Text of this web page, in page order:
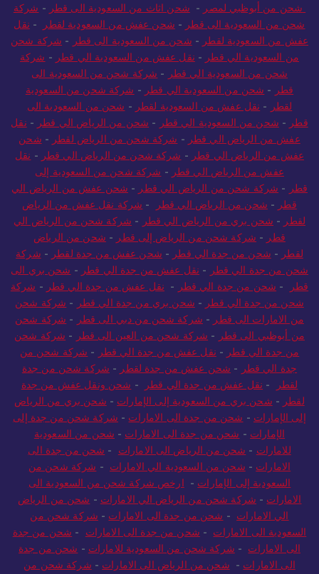
شحن من أبوظبي لمصر - شحن اثاث من السعودية الى قطر - شركة
شحن من السعودية الى قطر - شحن عفش من السعودية لقطر - نقل
عفش من السعودية لقطر - شحن من السعودية الى قطر - شركة شحن
من السعودية الي قطر - نقل عفش من السعودية الي قطر - شركة
شحن من السعودية الي قطر - شركة شحن من السعودية الى
قطر - شحن من السعودية الي قطر - شركة شحن من السعودية
لقطر - نقل عفش من السعودية لقطر - شحن من السعودية الى
قطر - شحن من السعودية الي قطر - شحن من الرياض الي قطر - نقل
عفش من الرياض الي قطر - شركة شحن من الرياض لقطر - شحن
عفش من الرياض الي قطر - شركة شحن من الرياض الي قطر - نقل
عفش من الرياض الي قطر - شركة شحن من السعودية إلى
قطر - شركة شحن من الرياض الي قطر - شحن عفش من الرياض الي
قطر - شحن من الرياض الي قطر - شركة نقل عفش من الرياض
لقطر - شحن بري من الرياض الي قطر - شركة شحن من الرياض الي
قطر - شركة شحن من الرياض إلى قطر - شحن من الرياض
لقطر - شحن من جدة الي قطر - شحن عفش من جدة لقطر - شركة
شحن من جدة الي قطر - نقل عفش من جدة الي قطر - شحن بري الى
قطر
- شحن من جدة الي قطر - نقل عفش من جدة الي قطر - شركة
شحن من جدة الي قطر - شحن بري من جدة الي قطر - شركة شحن
من الامارات الى قطر - شركة شحن من دبي الى قطر - شركة شحن
من أبوظبي الى قطر - شركة شحن من العين الى قطر - شركة شحن
من جدة الي قطر - نقل عفش من جدة الي قطر - شركة شحن من
جدة الي قطر - شحن عفش من جدة لقطر - شركة شحن من جدة
لقطر
- نقل عفش من جدة الي قطر - شحن ونقل عفش من جدة
لقطر - شحن بري من السعودية إلى الإمارات - شحن بري من الرياض
إلى الإمارات - شحن من جدة الى الامارات - شركة شحن من جدة إلى
الإمارات - شحن من جدة الى الامارات - شحن من السعودية
للامارات - شحن من الرياض الى الامارات - شحن من جدة الى
الامارات - شحن من السعودية الي الامارات - شركة شحن من
السعودية إلى الإمارات - ارخص شركة شحن من السعودية الى
الامارات - شركة شحن من الرياض الي الامارات - شحن من الرياض
الي الامارات - شحن من جدة الى الامارات - شركة شحن من
السعودية الى الامارات - شحن من جدة الى الامارات - شحن من جدة
الى الامارات - شركة شحن من السعودية للامارات - شحن من جدة
الى الامارات - شحن من الرياض الى الامارات - شركة شحن من